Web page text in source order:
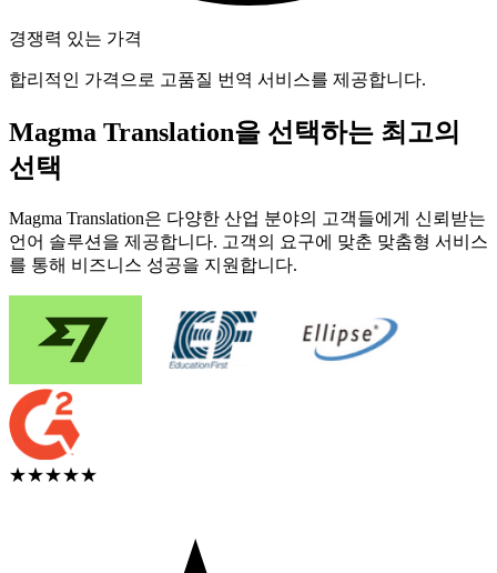
경쟁력 있는 가격
합리적인 가격으로 고품질 번역 서비스를 제공합니다.
Magma Translation을 선택하는 최고의
선택
Magma Translation은 다양한 산업 분야의 고객들에게 신뢰받는
언어 솔루션을 제공합니다. 고객의 요구에 맞춘 맞춤형 서비스
를 통해 비즈니스 성공을 지원합니다.
★★★★★